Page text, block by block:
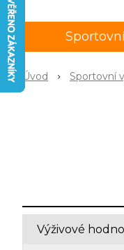
Úvod Sportovní
Výživové